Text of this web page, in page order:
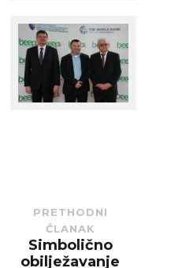
PRETHODNI
ČLANAK
Previous
post:
Simbolično
obilježavanje